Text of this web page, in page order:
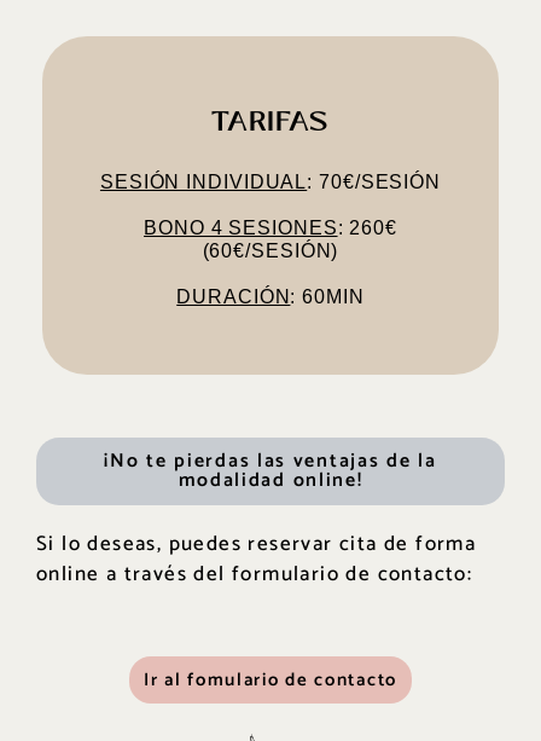
TARIFAS
SESIÓN INDIVIDUAL: 70€/SESIÓN
BONO 4 SESIONES: 260€
(60€/SESIÓN)
DURACIÓN : 60MIN
El bono de 4 sesiones tiene una validez
de 2 meses desde la fecha de compra o
desde la fecha de la primera sesión
realizada. ¡Consulta nuestrapolítica de
pagos y cancelaciones y no dudes en
¡No te pierdas las ventajas de la
modalidad online!
Si lo deseas, puedes reservar cita de forma
online a través del formulario de contacto:
Ir al fomulario de contacto